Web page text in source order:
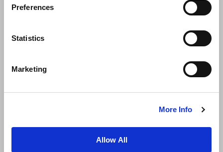
Preferences
Statistics
Marketing
More Info
Allow All
Neuigkeiten
Datenschutzerklärung